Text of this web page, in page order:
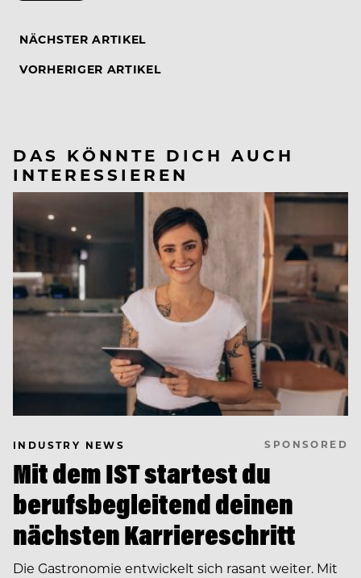
NÄCHSTER ARTIKEL
VORHERIGER ARTIKEL
DAS KÖNNTE DICH AUCH
INTERESSIEREN
INDUSTRY NEWS SPONSORED
Mit dem IST startest du
berufsbegleitend deinen
nächsten Karriereschritt
Die Gastronomie entwickelt sich rasant weiter. Mit